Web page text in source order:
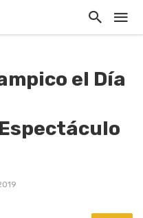
el Día